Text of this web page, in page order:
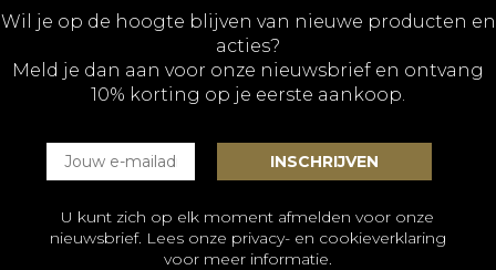
Wil je op de hoogte blijven van nieuwe producten en
acties?
Meld je dan aan voor onze nieuwsbrief en ontvang
10% korting op je eerste aankoop.
U kunt zich op elk moment afmelden voor onze
nieuwsbrief. Lees onze privacy- en cookieverklaring
voor meer informatie.